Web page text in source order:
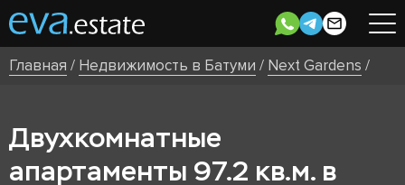
Главная / Недвижимость в Батуми / Next Gardens /
Двухкомнатные
апартаменты 97.2 кв.м. в